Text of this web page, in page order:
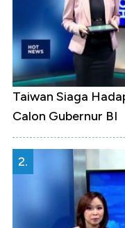
Taiwan Siaga
Calon Gubernur BI
2.